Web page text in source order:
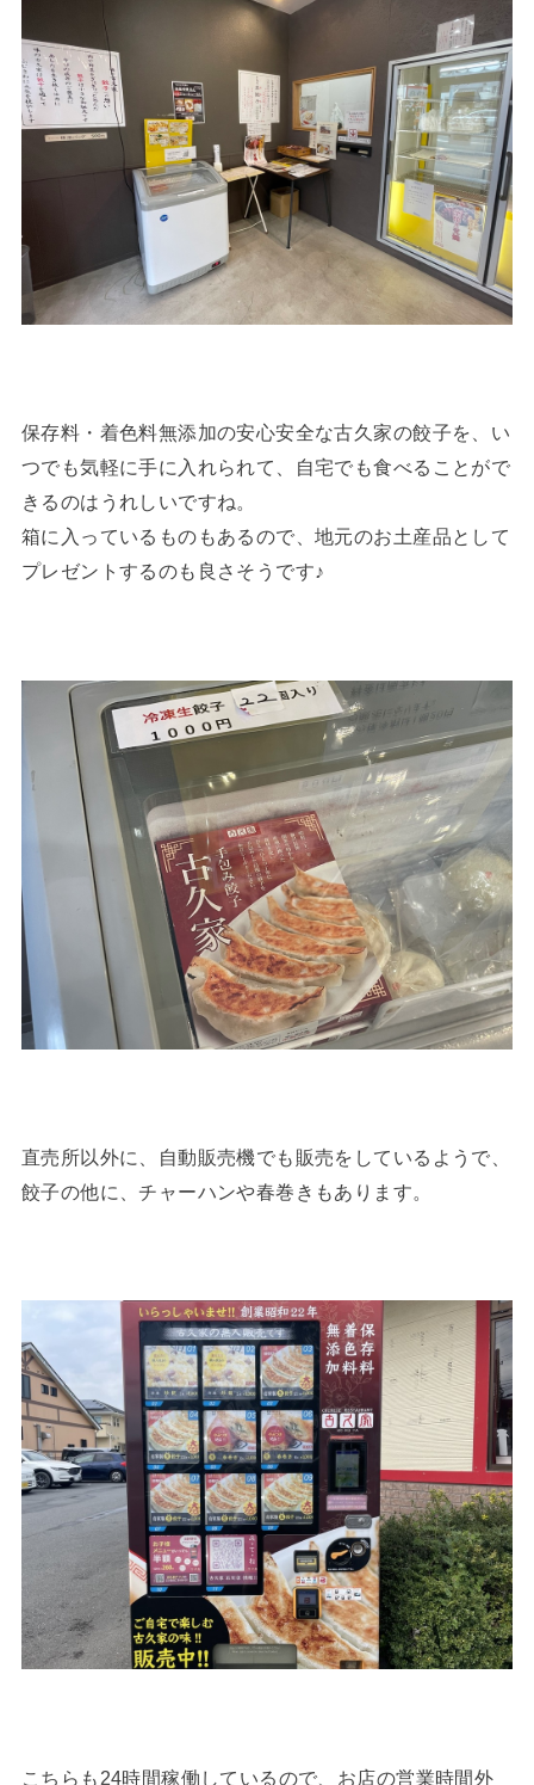
保存料・着色料無添加の安心安全な古久家の餃子を、い
つでも気軽に手に入れられて、自宅でも食べることがで
きるのはうれしいですね。
箱に入っているものもあるので、地元のお土産品として
プレゼントするのも良さそうです♪
直売所以外に、自動販売機でも販売をしているようで、
餃子の他に、チャーハンや春巻きもあります。
こちらも24時間稼働しているので、お店の営業時間外